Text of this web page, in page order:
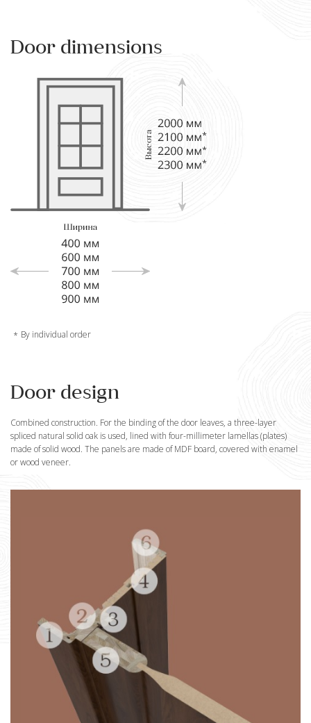
Door dimensions
By individual order
Door design
Combined construction. For the binding of the door leaves, a three-layer
spliced natural solid oak is used, lined with four-millimeter lamellas (plates)
made of solid wood. The panels are made of MDF board, covered with enamel
or wood veneer.